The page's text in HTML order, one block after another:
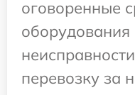
оговоренные
оборудования
перевозку за